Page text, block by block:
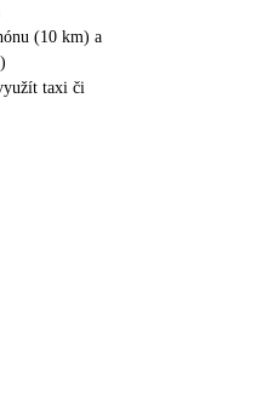
(10 km) a
taxi či